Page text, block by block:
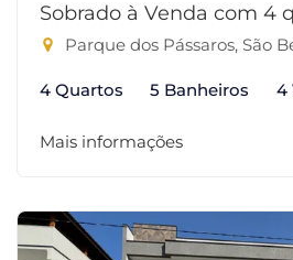
Sobrado à Venda com 4
Parque dos Pássaros, São
4 Quartos 5 Banheiros 4
Mais informações